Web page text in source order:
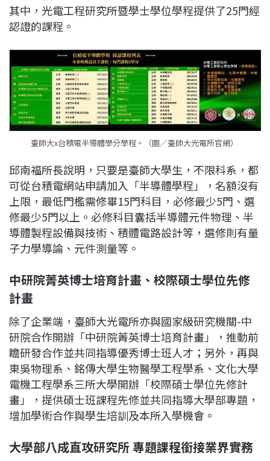
其中，光電工程研究所暨學士學位學程提供了25門經
認證的課程。
臺師大x台積電半導體學分學程。（圖／臺師大光電所官網）
邱南福所長說明，只要是臺師大學生，不限科系，都
可從台積電網站申請加入「半導體學程」，名額沒有
上限，最低門檻需修畢15門科目，必修最少5門、選
修最少5門以上。必修科目囊括半導體元件物理、半
導體製程設備與技術、積體電路設計等，選修則有量
子力學導論、元件測量等。
中研院菁英博士培育計畫、校際碩士學位先修
計畫
除了企業端，臺師大光電所亦與國家級研究機關-中
研院合作開辦「中研院菁英博士培育計畫」，推動前
瞻研發合作並共同指導優秀博士班人才；另外，再與
東吳物理系、銘傳大學生物醫學工程學系、文化大學
電機工程學系三所大學開辦「校際碩士學位先修計
畫」，提供碩士班課程先修並共同指導大學部專題，
增加學術合作與學生培訓及本所入學機會。
大學部八成直攻研究所 專題課程銜接業界實務